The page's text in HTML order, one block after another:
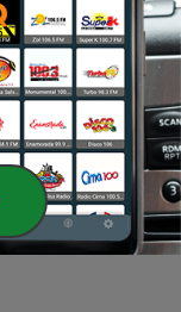
Romantic Vibes